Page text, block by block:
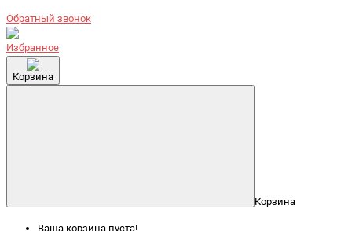
Обратный звонок
Избранное
Корзина
Корзина
Ваша корзина пуста!